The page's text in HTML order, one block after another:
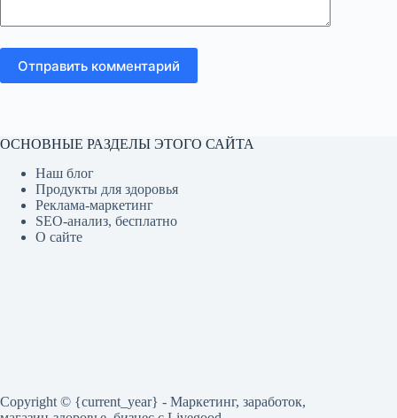
Отправить комментарий
ОСНОВНЫЕ РАЗДЕЛЫ ЭТОГО САЙТА
Наш блог
Продукты для здоровья
Реклама-маркетинг
SEO-анализ, бесплатно
О сайте
Copyright © {current_year} - Маркетинг, заработок,